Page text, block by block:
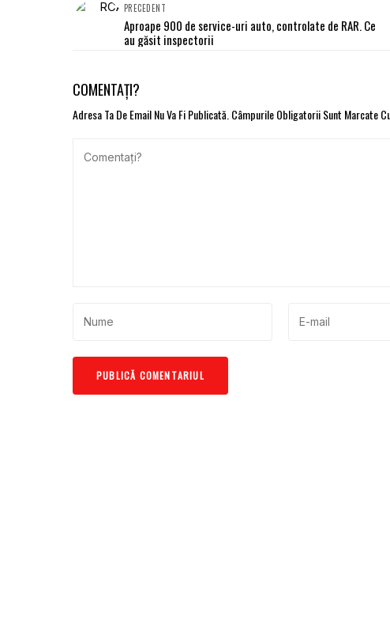
PRECEDENT
Aproape 900 de service-uri auto, controlate de RAR. Ce
au găsit inspectorii
COMENTAȚI?
Adresa Ta De Email Nu Va Fi Publicată. Câmpurile Obligatorii Sunt Marcate